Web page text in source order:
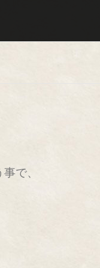
で、